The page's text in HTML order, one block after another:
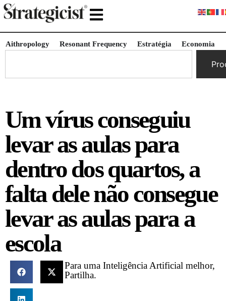
Aithropology Resonant Frequency Estratégia Economia
Um vírus conseguiu
levar as aulas para
dentro dos quartos, a
falta dele não consegue
levar as aulas para a
escola
Para uma Inteligência Artificial melhor,
Partilha.